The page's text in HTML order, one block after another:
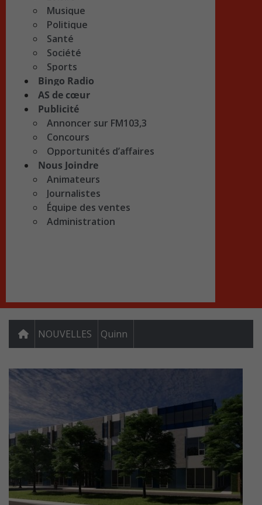
Musique
Politique
Santé
Société
Sports
Bingo Radio
AS de cœur
Publicité
Annoncer sur FM103,3
Concours
Opportunités d’affaires
Nous Joindre
Animateurs
Journalistes
Équipe des ventes
Administration
NOUVELLES Quinn